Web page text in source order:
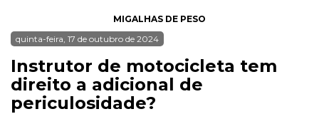
MIGALHAS DE PESO
quinta-feira, 17 de outubro de 2024
Instrutor de motocicleta tem
direito a adicional de
periculosidade?